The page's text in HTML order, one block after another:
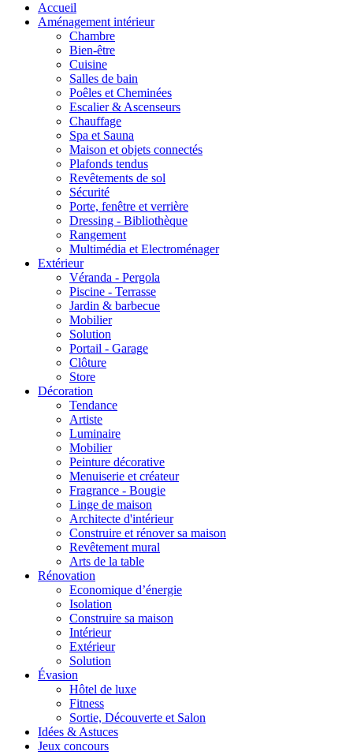
Accueil
Aménagement intérieur
Chambre
Bien-être
Cuisine
Salles de bain
Poêles et Cheminées
Escalier & Ascenseurs
Chauffage
Spa et Sauna
Maison et objets connectés
Plafonds tendus
Revêtements de sol
Sécurité
Porte, fenêtre et verrière
Dressing - Bibliothèque
Rangement
Multimédia et Electroménager
Extérieur
Véranda - Pergola
Piscine - Terrasse
Jardin & barbecue
Mobilier
Solution
Portail - Garage
Clôture
Store
Décoration
Tendance
Artiste
Luminaire
Mobilier
Peinture décorative
Menuiserie et créateur
Fragrance - Bougie
Linge de maison
Architecte d'intérieur
Construire et rénover sa maison
Revêtement mural
Arts de la table
Rénovation
Economique d’énergie
Isolation
Construire sa maison
Intérieur
Extérieur
Solution
Évasion
Hôtel de luxe
Fitness
Sortie, Découverte et Salon
Idées & Astuces
Jeux concours